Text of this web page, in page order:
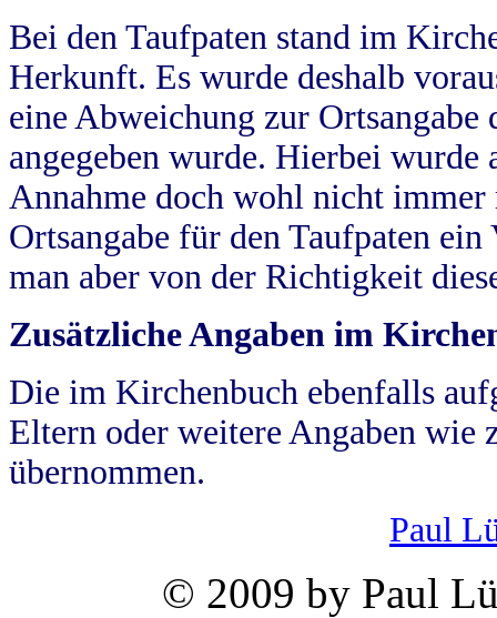
Bei den Taufpaten stand im
Herkunft. Es wurde deshalb
eine Abweichung zur
angegeben wurde. Hierbei wurde
Annahme doch wohl nicht
Ortsangabe für den Taufpaten
man aber von der Richtigkeit
Zusätzliche Angaben im
Die im Kirchenbuch ebenfalls
Eltern oder weitere Angaben wie
übernommen.
Paul
© 2009 by Paul